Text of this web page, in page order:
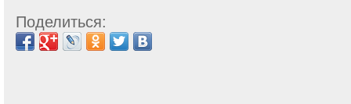
Поделиться: